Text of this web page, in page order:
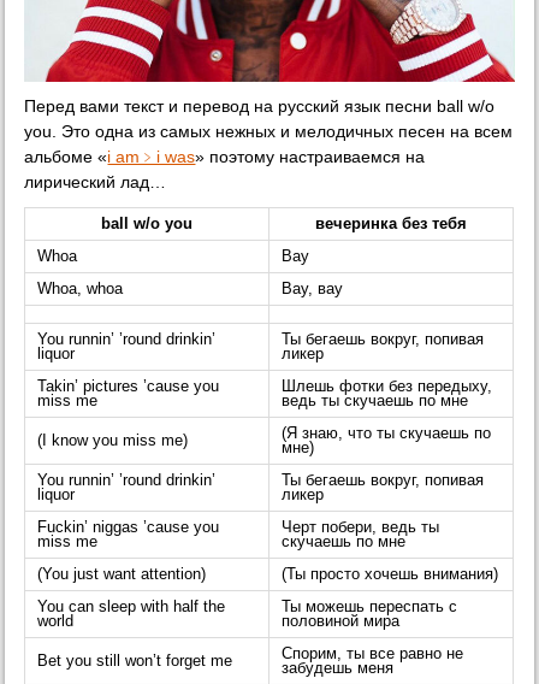
Перед вами текст и перевод на русский язык песни ball w/o
you. Это одна из самых нежных и мелодичных песен на всем
альбоме «​i am​﹥i was» поэтому настраиваемся на
лирический лад…
ball w/o you
вечеринка без тебя
Whoa
Вау
Whoa, whoa
Вау, вау
You runnin’ ’round drinkin’
liquor
Ты бегаешь вокруг, попивая
ликер
Takin’ pictures ’cause you
miss me
Шлешь фотки без передыху,
ведь ты скучаешь по мне
(I know you miss me)
(Я знаю, что ты скучаешь по
мне)
You runnin’ ’round drinkin’
liquor
Ты бегаешь вокруг, попивая
ликер
Fuckin’ niggas ’cause you
miss me
Черт побери, ведь ты
скучаешь по мне
(You just want attention)
(Ты просто хочешь внимания)
You can sleep with half the
world
Ты можешь переспать с
половиной мира
Bet you still won’t forget me
Спорим, ты все равно не
забудешь меня